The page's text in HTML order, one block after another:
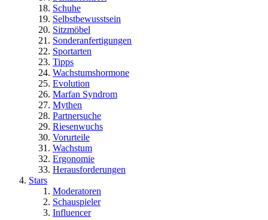
Schuhe
Selbstbewusstsein
Sitzmöbel
Sonderanfertigungen
Sportarten
Tipps
Wachstumshormone
Evolution
Marfan Syndrom
Mythen
Partnersuche
Riesenwuchs
Vorurteile
Wachstum
Ergonomie
Herausforderungen
Stars
Moderatoren
Schauspieler
Influencer